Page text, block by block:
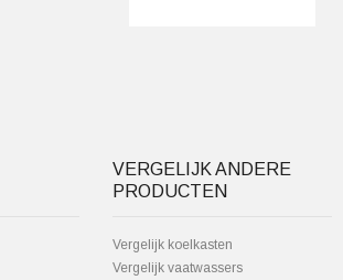
VERGELIJK ANDERE
PRODUCTEN
Vergelijk koelkasten
Vergelijk vaatwassers